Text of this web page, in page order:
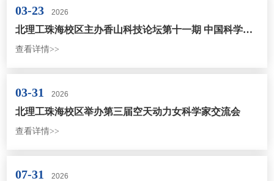
03-23 2026
北理工珠海校区主办香山科技论坛第十一期 中国科学院院士叶培建开讲
查看详情>>
03-31 2026
北理工珠海校区举办第三届空天动力女科学家交流会
查看详情>>
07-31 2026